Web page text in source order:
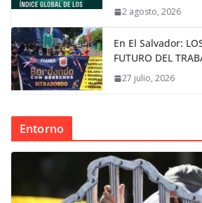
2 agosto, 2026
En El Salvador:
FUTURO DEL
27 julio, 2026
Entorno